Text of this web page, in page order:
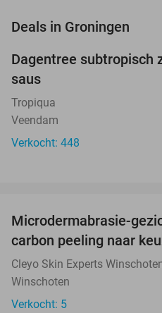
Deals in Groningen
Dagentree subtropisch
saus
Tropiqua
Veendam
Verkocht: 448
TODAY
Microdermabrasie-
carbon peeling naar
Cleyo Skin Experts
Winschoten
Verkocht: 5